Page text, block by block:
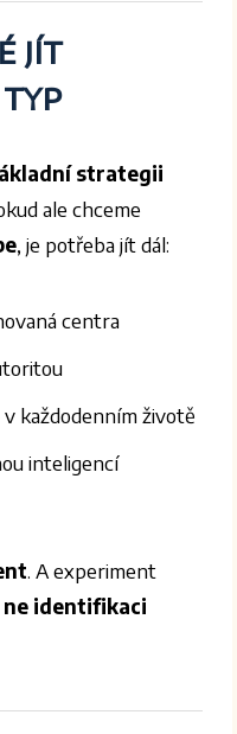
jít
strategii
ale chceme
, je potřeba jít dál:
centra
každodenním životě
inteligencí
. A experiment
identifikaci